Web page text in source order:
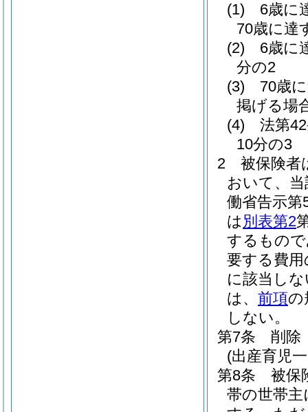
(1)
6歳に
70歳に達
(2)
6歳に
分の2
(3)
70歳
掲げる場
(4)
法第
10分の3
2
被保険者
おいて、
働省告示第
は 別表第2
するもの
要する費
に該当し
は、 前項の
しない。
第7条
削除
(出産育児
第8条
被保
帯の世帯主